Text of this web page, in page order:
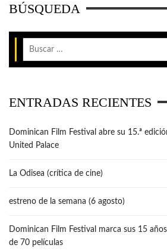
BÚSQUEDA
ENTRADAS RECIENTES
Dominican Film Festival abre su 15.ª
United Palace
La Odisea (crítica de cine)
estreno de la semana (6 agosto)
Dominican Film Festival marca sus 15
de 70 películas